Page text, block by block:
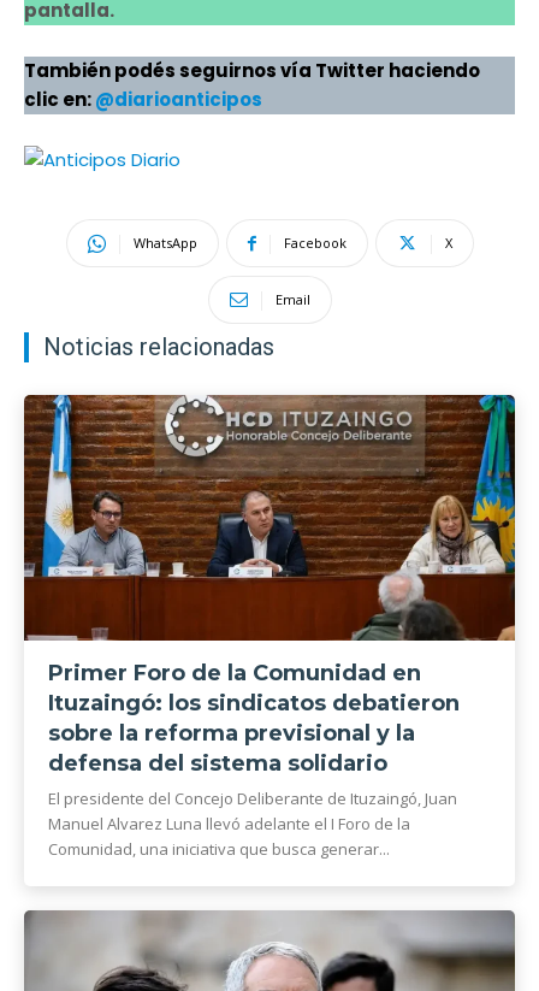
pantalla.
También podés seguirnos vía Twitter haciendo
clic en:@diarioanticipos
WhatsApp Facebook X
Email
Noticias relacionadas
Primer Foro de la Comunidad en
Ituzaingó: los sindicatos debatieron
sobre la reforma previsional y la
defensa del sistema solidario
El presidente del Concejo Deliberante de Ituzaingó, Juan
Manuel Alvarez Luna llevó adelante el I Foro de la
Comunidad, una iniciativa que busca generar...